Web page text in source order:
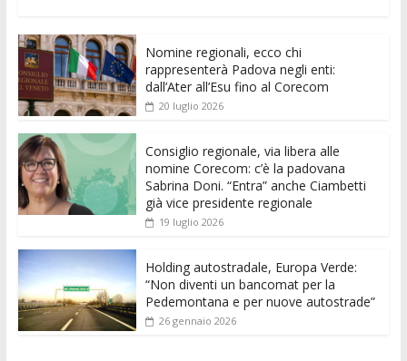
e
b
o
o
k
itt
er l s
A
p
p
ss
e
n
er
di
t
k
e
dI
di
vi
Nomine regionali, ecco chi
rappresenterà Padova negli enti:
dall’Ater all’Esu fino al Corecom
20 luglio 2026
Consiglio regionale, via libera alle
nomine Corecom: c’è la padovana
Sabrina Doni. “Entra” anche Ciambetti
già vice presidente regionale
19 luglio 2026
Holding autostradale, Europa Verde:
“Non diventi un bancomat per la
Pedemontana e per nuove autostrade”
26 gennaio 2026